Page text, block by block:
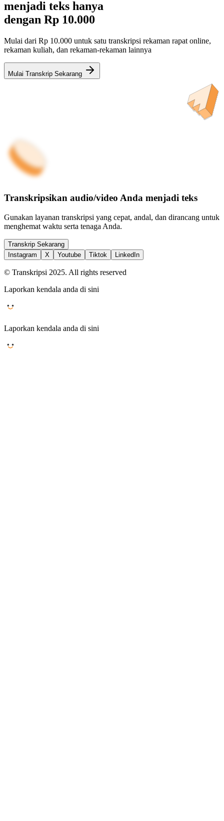
menjadi teks hanya
dengan Rp 10.000
Mulai dari Rp 10.000 untuk satu transkripsi rekaman rapat online,
rekaman kuliah, dan rekaman-rekaman lainnya
Mulai Transkrip Sekarang
Transkripsikan audio/video Anda menjadi teks
Gunakan layanan transkripsi yang cepat, andal, dan dirancang untuk
menghemat waktu serta tenaga Anda.
Transkrip Sekarang
Instagram
X Youtube Tiktok LinkedIn
© Transkripsi 2025. All rights reserved
Laporkan kendala anda di sini
Laporkan kendala anda di sini